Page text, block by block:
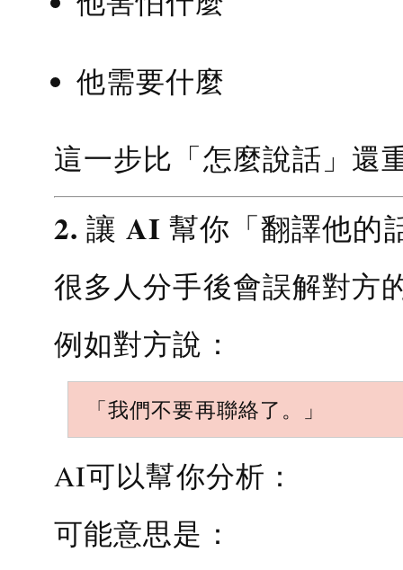
他需要什麼
這一步比「怎麼說話」還
2. 讓 AI 幫你「翻譯他的
很多人分手後會誤解對方
例如對方說：
「我們不要再聯絡了。」
AI可以幫你分析：
可能意思是：